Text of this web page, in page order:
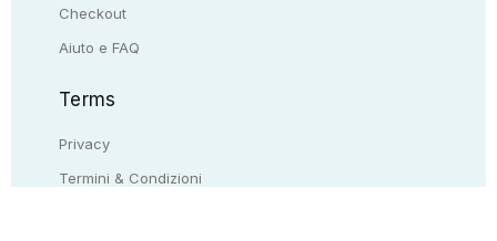
Checkout
Aiuto e FAQ
Terms
Privacy
Termini & Condizioni